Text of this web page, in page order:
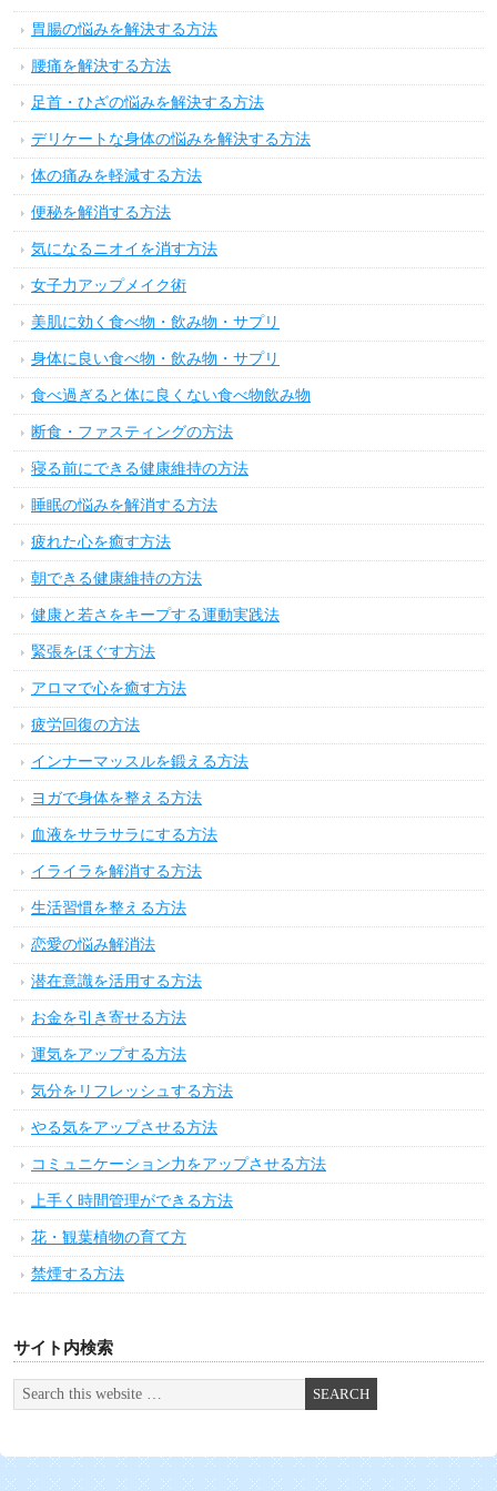
胃腸の悩みを解決する方法
腰痛を解決する方法
足首・ひざの悩みを解決する方法
デリケートな身体の悩みを解決する方法
体の痛みを軽減する方法
便秘を解消する方法
気になるニオイを消す方法
女子力アップメイク術
美肌に効く食べ物・飲み物・サプリ
身体に良い食べ物・飲み物・サプリ
食べ過ぎると体に良くない食べ物飲み物
断食・ファスティングの方法
寝る前にできる健康維持の方法
睡眠の悩みを解消する方法
疲れた心を癒す方法
朝できる健康維持の方法
健康と若さをキープする運動実践法
緊張をほぐす方法
アロマで心を癒す方法
疲労回復の方法
インナーマッスルを鍛える方法
ヨガで身体を整える方法
血液をサラサラにする方法
イライラを解消する方法
生活習慣を整える方法
恋愛の悩み解消法
潜在意識を活用する方法
お金を引き寄せる方法
運気をアップする方法
気分をリフレッシュする方法
やる気をアップさせる方法
コミュニケーション力をアップさせる方法
上手く時間管理ができる方法
花・観葉植物の育て方
禁煙する方法
サイト内検索